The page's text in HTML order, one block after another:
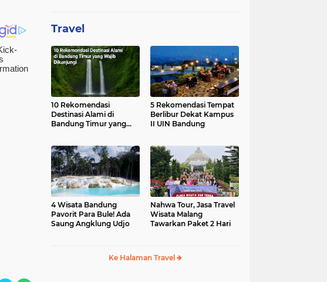
Travel
10 Rekomendasi
Destinasi Alami di
Bandung Timur yang
5 Rekomendasi Tempat
Berlibur Dekat Kampus
II UIN Bandung
4 Wisata Bandung
Pavorit Para Bule! Ada
Saung Angklung Udjo
Nahwa Tour, Jasa Travel
Wisata Malang
Tawarkan Paket 2 Hari
Ke Halaman Travel